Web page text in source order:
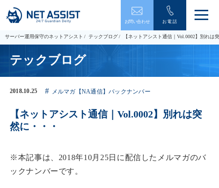
お問い合わせ お電話
メ
ュ
ー
サーバー運用保守のネットアシスト テックブログ 【ネットアシスト通信｜Vol.0002】別れは
テックブログ
2018.10.25 メルマガ【NA通信】バックナンバー
【ネットアシスト通信｜Vol.0002】別れは突
然に・・・
※本記事は、2018年10月25日に配信したメルマガのバ
ックナンバーです。